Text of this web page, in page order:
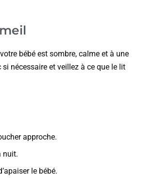
bébé est sombre, calme et à une
nécessaire et veillez à ce que le lit
approche.
nuit.
le bébé.